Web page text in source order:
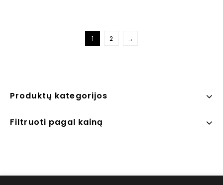
1 2 →
Produktų kategorijos
Filtruoti pagal kainą